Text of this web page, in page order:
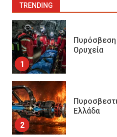
TRENDING
1
Ορυχεία
2
Ελλάδα